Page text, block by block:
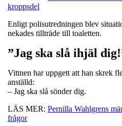
kroppsdel
Enligt polisutredningen blev
nekades tillträde till toaletten.
”Jag ska slå ihjäl
Vittnen har uppgett att han skrek
anställd:
– Jag ska slå sönder dig.
LÄS MER: Pernilla Wahlgrens
frågor